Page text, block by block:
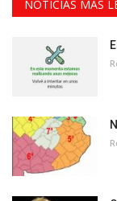
NOTICIAS MAS